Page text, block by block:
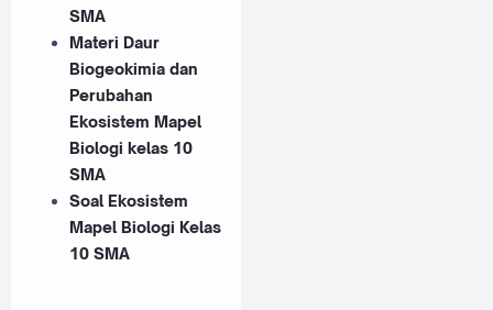
SMA
Materi Daur
Biogeokimia dan
Perubahan
Ekosistem Mapel
Biologi kelas 10
SMA
Soal Ekosistem
Mapel Biologi Kelas
10 SMA